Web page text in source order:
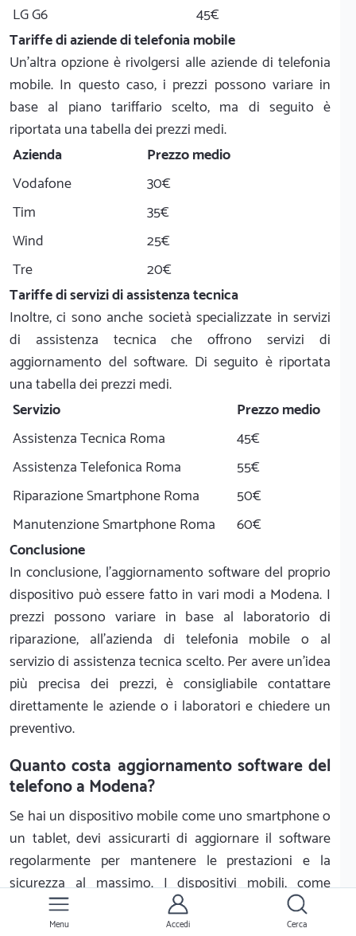
LG G6
45€
Tariffe di aziende di telefonia mobile
Un'altra opzione è rivolgersi alle aziende di telefonia
mobile. In questo caso, i prezzi possono variare in
base al piano tariffario scelto, ma di seguito è
riportata una tabella dei prezzi medi.
Azienda
Prezzo medio
Vodafone
30€
Tim
35€
Wind
25€
Tre
20€
Tariffe di servizi di assistenza tecnica
Inoltre, ci sono anche società specializzate in servizi
di assistenza tecnica che offrono servizi di
aggiornamento del software. Di seguito è riportata
una tabella dei prezzi medi.
Servizio
Prezzo medio
Assistenza Tecnica Roma
45€
Assistenza Telefonica Roma
55€
Riparazione Smartphone Roma
50€
Manutenzione Smartphone Roma
60€
Conclusione
In conclusione, l'aggiornamento software del proprio
dispositivo può essere fatto in vari modi a Modena. I
prezzi possono variare in base al laboratorio di
riparazione, all'azienda di telefonia mobile o al
servizio di assistenza tecnica scelto. Per avere un'idea
più precisa dei prezzi, è consigliabile contattare
direttamente le aziende o i laboratori e chiedere un
preventivo.
Quanto costa aggiornamento software del
telefono a Modena?
Se hai un dispositivo mobile come uno smartphone o
un tablet, devi assicurarti di aggiornare il software
regolarmente per mantenere le prestazioni e la
sicurezza al massimo. I dispositivi mobili, come
qualsiasi altro computer, ricevono costantemente
nuovi aggiornamenti software che correggono bug,
Menu Accedi Cerca